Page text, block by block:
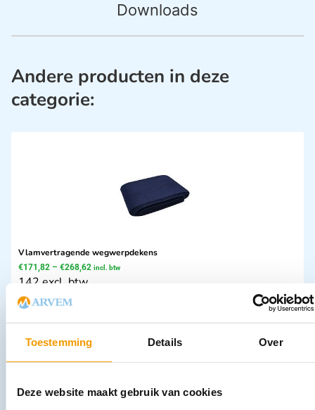
Toestemming Details Over
Deze website maakt gebruik van cookies
Downloads
Andere producten in deze
categorie:
Vlamvertragende wegwerpdekens
€171,82 – €268,62 incl. btw
142 excl. btw
Leverbaar